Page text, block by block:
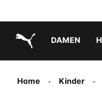
DAMEN
Home Kinder